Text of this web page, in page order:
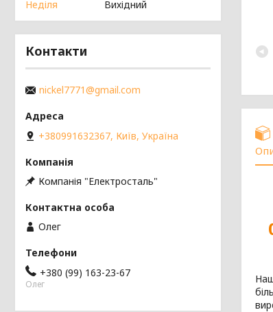
Неділя
Вихідний
Контакти
nickel7771@gmail.com
+380991632367, Київ, Україна
Компанія "Електросталь"
Олег
+380 (99) 163-23-67
Олег